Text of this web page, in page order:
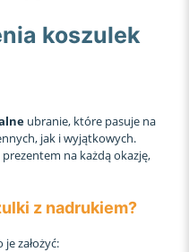
koszulek
ubranie, które pasuje na
jak i wyjątkowych.
na każdą okazję,
z nadrukiem?
założyć: